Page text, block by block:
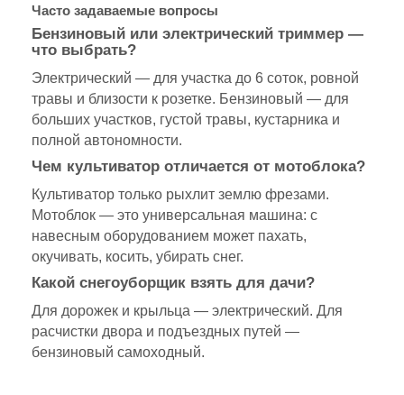
Часто задаваемые вопросы
Бензиновый или электрический триммер —
что выбрать?
Электрический — для участка до 6 соток, ровной
травы и близости к розетке. Бензиновый — для
больших участков, густой травы, кустарника и
полной автономности.
Чем культиватор отличается от мотоблока?
Культиватор только рыхлит землю фрезами.
Мотоблок — это универсальная машина: с
навесным оборудованием может пахать,
окучивать, косить, убирать снег.
Какой снегоуборщик взять для дачи?
Для дорожек и крыльца — электрический. Для
расчистки двора и подъездных путей —
бензиновый самоходный.